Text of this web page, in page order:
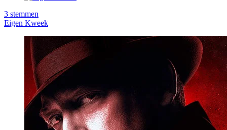
3 stemmen
Eigen Kweek